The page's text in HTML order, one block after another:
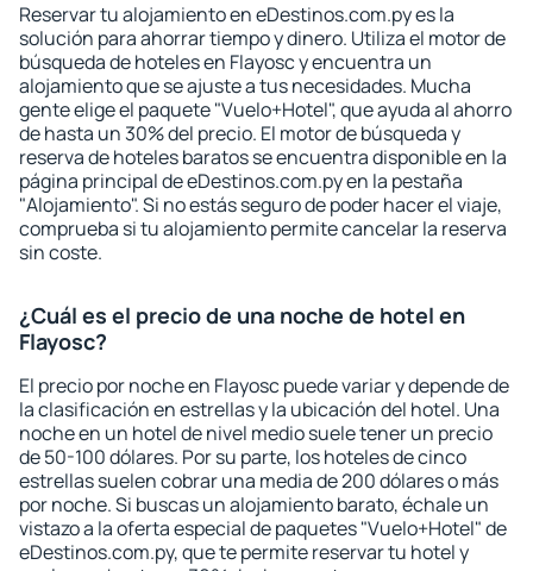
Reservar tu alojamiento en eDestinos.com.py es la
solución para ahorrar tiempo y dinero. Utiliza el motor de
búsqueda de hoteles en Flayosc y encuentra un
alojamiento que se ajuste a tus necesidades. Mucha
gente elige el paquete "Vuelo+Hotel", que ayuda al ahorro
de hasta un 30% del precio. El motor de búsqueda y
reserva de hoteles baratos se encuentra disponible en la
página principal de eDestinos.com.py en la pestaña
"Alojamiento". Si no estás seguro de poder hacer el viaje,
comprueba si tu alojamiento permite cancelar la reserva
sin coste.
¿Cuál es el precio de una noche de hotel en
Flayosc?
El precio por noche en Flayosc puede variar y depende de
la clasificación en estrellas y la ubicación del hotel. Una
noche en un hotel de nivel medio suele tener un precio
de 50-100 dólares. Por su parte, los hoteles de cinco
estrellas suelen cobrar una media de 200 dólares o más
por noche. Si buscas un alojamiento barato, échale un
vistazo a la oferta especial de paquetes "Vuelo+Hotel" de
eDestinos.com.py, que te permite reservar tu hotel y